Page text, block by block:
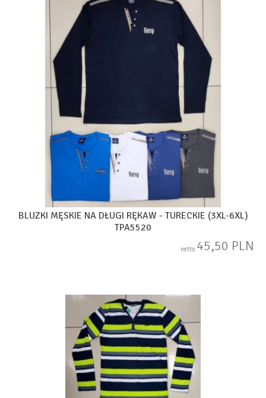
BLUZKI MĘSKIE NA DŁUGI RĘKAW - TURECKIE (3XL-6XL)
TPA5520
netto 45,50 PLN